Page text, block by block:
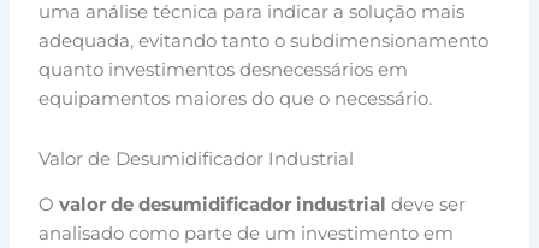
uma análise técnica para indicar a solução mais
adequada, evitando tanto o subdimensionamento
quanto investimentos desnecessários em
equipamentos maiores do que o necessário.
Valor de Desumidificador Industrial
Ovalor de desumidificador industrial deve ser
analisado como parte de um investimento em